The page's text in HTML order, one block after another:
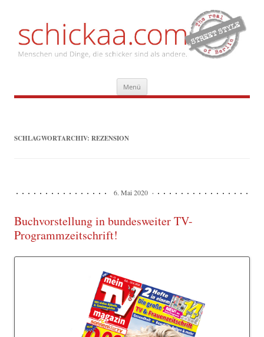
Menü Inhalt
springen
SCHLAGWORTARCHIV: REZENSION
6. Mai 2020
Buchvorstellung in bundesweiter TV-
Programmzeitschrift!